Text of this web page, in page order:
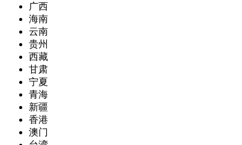
广西
海南
云南
贵州
西藏
甘肃
宁夏
青海
新疆
香港
澳门